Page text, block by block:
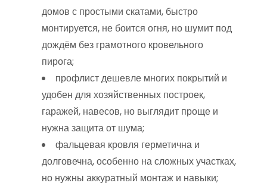
домов с простыми скатами, быстро
монтируется, не боится огня, но шумит под
дождём без грамотного кровельного
пирога;
профлист дешевле многих покрытий и
удобен для хозяйственных построек,
гаражей, навесов, но выглядит проще и
нужна защита от шума;
фальцевая кровля герметична и
долговечна, особенно на сложных участках,
но нужны аккуратный монтаж и навыки;